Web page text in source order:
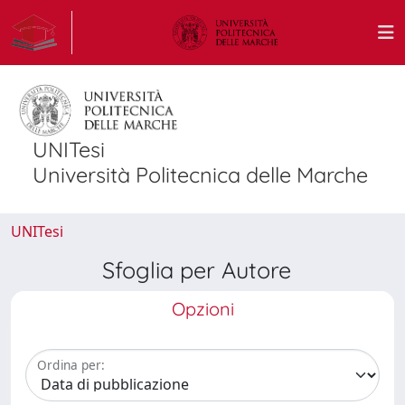
UNITesi
Università Politecnica delle Marche
UNITesi
Sfoglia per Autore
Opzioni
Ordina per: